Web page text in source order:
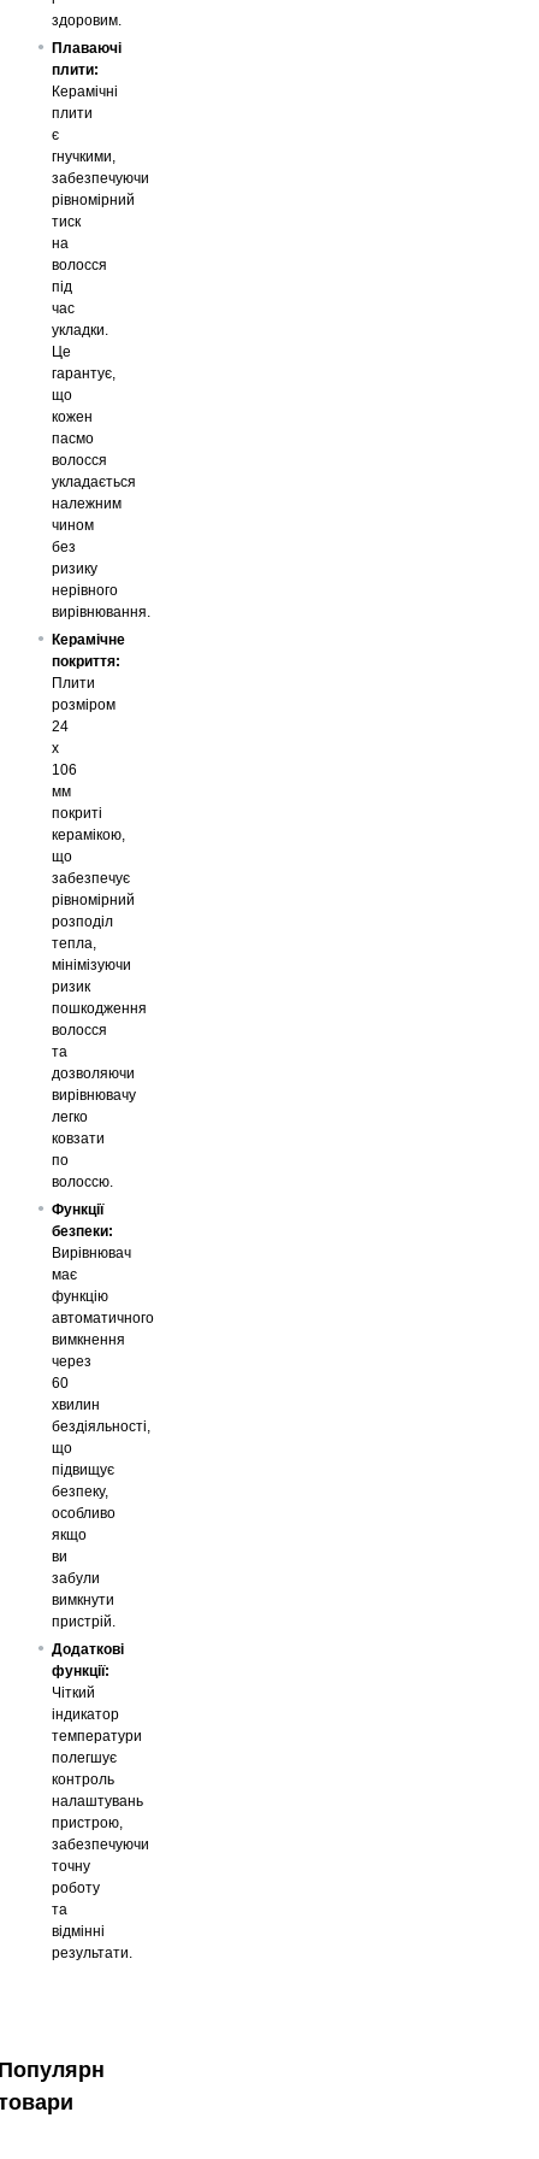
здоровим.
Плаваючі
плити:
Керамічні
плити
є
гнучкими,
забезпечуючи
рівномірний
тиск
на
волосся
під
час
укладки.
Це
гарантує,
що
кожен
пасмо
волосся
укладається
належним
чином
без
ризику
нерівного
вирівнювання.
Керамічне
покриття:
Плити
розміром
24
x
106
мм
покриті
керамікою,
що
забезпечує
рівномірний
розподіл
тепла,
мінімізуючи
ризик
пошкодження
волосся
та
дозволяючи
вирівнювачу
легко
ковзати
по
волоссю.
Функції
безпеки:
Вирівнювач
має
функцію
автоматичного
вимкнення
через
60
хвилин
бездіяльності,
що
підвищує
безпеку,
особливо
якщо
ви
забули
вимкнути
пристрій.
Додаткові
функції:
Чіткий
індикатор
температури
полегшує
контроль
налаштувань
пристрою,
забезпечуючи
точну
роботу
та
відмінні
результати.